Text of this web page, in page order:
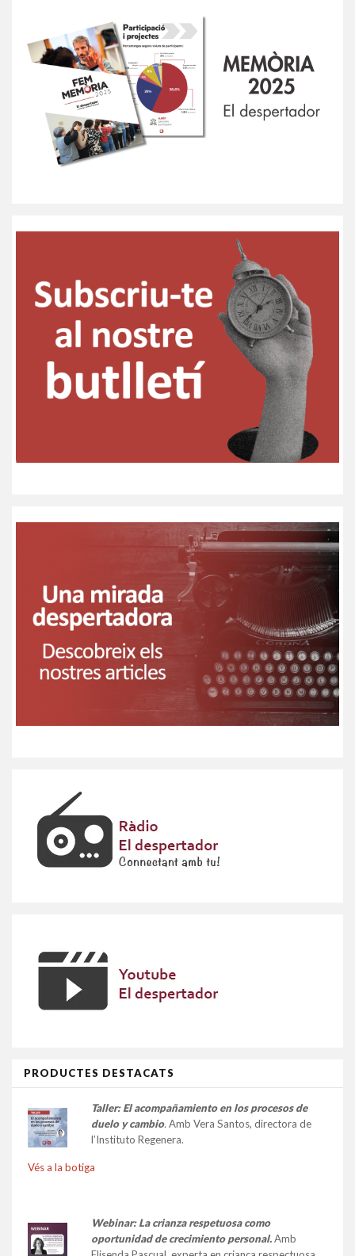
PRODUCTES DESTACATS
Taller: El acompañamiento en los procesos de
duelo y cambio.Amb Vera Santos, directora de
l’Instituto Regenera.
Vés a la botiga
Webinar: La crianza respetuosa como
oportunidad de crecimiento personal.Amb